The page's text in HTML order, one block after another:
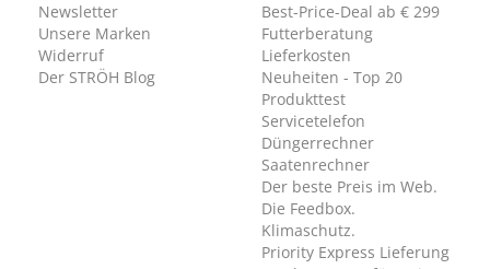
Newsletter
Unsere Marken
Widerruf
Der STRÖH Blog
Best-Price-Deal ab € 299
Futterberatung
Lieferkosten
Neuheiten - Top 20
Produkttest
Servicetelefon
Düngerrechner
Saatenrechner
Der beste Preis im Web.
Die Feedbox.
Klimaschutz.
Priority Express Lieferung